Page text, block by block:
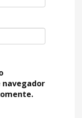
navegador